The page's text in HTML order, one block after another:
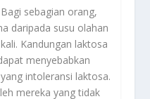
sebagian orang,
daripada susu olahan
Kandungan laktosa
menyebabkan
intoleransi laktosa.
mereka yang tidak